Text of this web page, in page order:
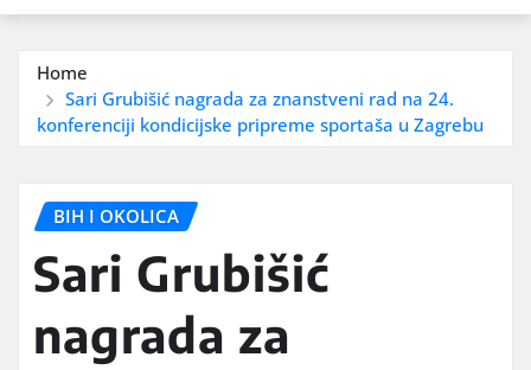
Home
Sari Grubišić nagrada za znanstveni rad na 24.
konferenciji kondicijske pripreme sportaša u Zagrebu
BIH I OKOLICA
Sari Grubišić
nagrada za